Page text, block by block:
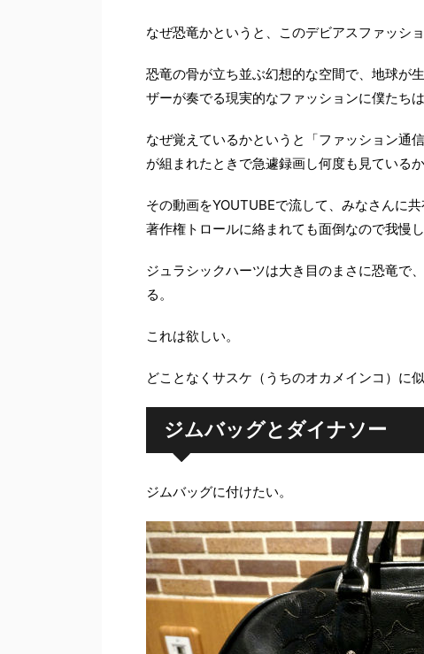
なぜ恐竜かというと、このデビアスファッシ
恐竜の骨が立ち並ぶ幻想的な空間で、地球が
ザーが奏でる現実的なファッションに僕たちは
なぜ覚えているかというと「ファッション通
が組まれたときで急遽録画し何度も見ているか
その動画をYOUTUBEで流して、みなさんに
著作権トロールに絡まれても面倒なので我慢し
ジュラシックハーツは大き目のまさに恐竜で
る。
これは欲しい。
どことなくサスケ（うちのオカメインコ）に
ジムバッグとダイナソー
ジムバッグに付けたい。